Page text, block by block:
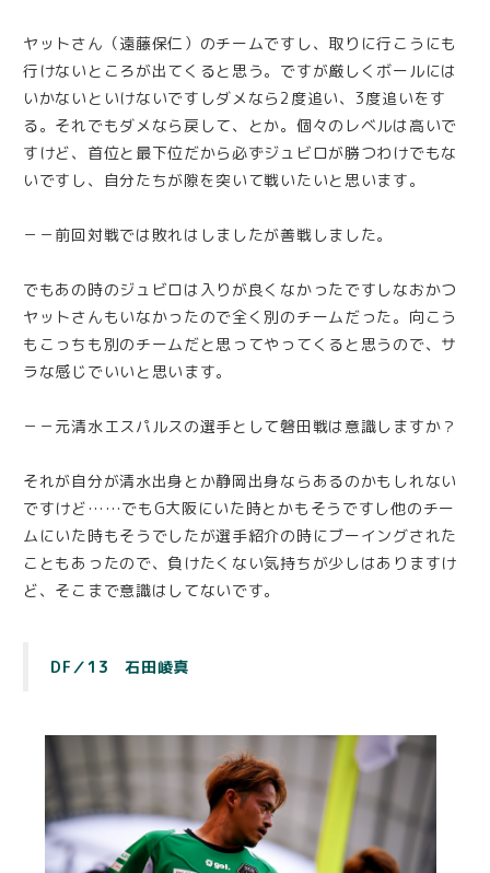
ヤットさん（遠藤保仁）のチームですし、取りに行こうにも
行けないところが出てくると思う。ですが厳しくボールには
いかないといけないですしダメなら2度追い、3度追いをす
る。それでもダメなら戻して、とか。個々のレベルは高いで
すけど、首位と最下位だから必ずジュビロが勝つわけでもな
いですし、自分たちが隙を突いて戦いたいと思います。
－－前回対戦では敗れはしましたが善戦しました。
でもあの時のジュビロは入りが良くなかったですしなおかつ
ヤットさんもいなかったので全く別のチームだった。向こう
もこっちも別のチームだと思ってやってくると思うので、サ
ラな感じでいいと思います。
－－元清水エスパルスの選手として磐田戦は意識しますか？
それが自分が清水出身とか静岡出身ならあるのかもしれない
ですけど……でもG大阪にいた時とかもそうですし他のチー
ムにいた時もそうでしたが選手紹介の時にブーイングされた
こともあったので、負けたくない気持ちが少しはありますけ
ど、そこまで意識はしてないです。
DF／13 石田崚真